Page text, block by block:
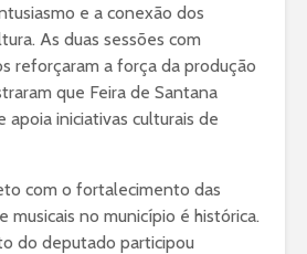
e a conexão dos
As duas sessões com
reforçaram a força da produção
que Feira de Santana
apoia iniciativas culturais de
com o fortalecimento das
musicais no município é histórica.
do deputado participou